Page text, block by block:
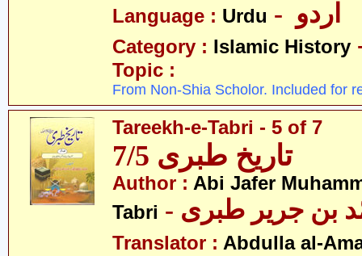
Language : Urdu
Category : Islamic History
Topic :
From Non-Shia Scholor. Included for
Tareekh-e-Tabri - 5 of 7
تاریخ طبری 7/5
Author : Abi Jafer
Tabri
بن جریر طبری
Translator : Abdulla al-